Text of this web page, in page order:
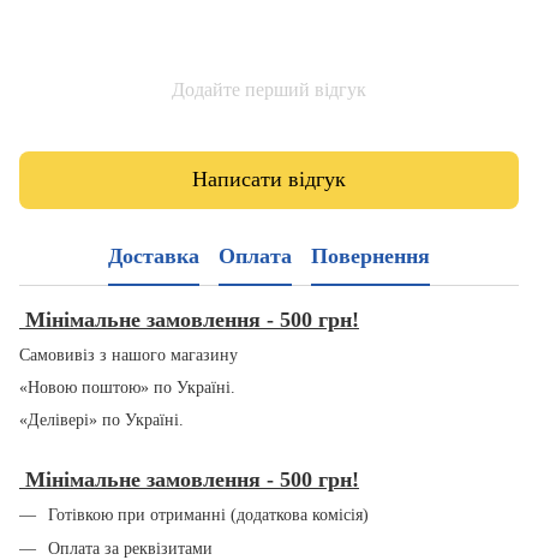
Додайте перший відгук
Написати відгук
Доставка Оплата Повернення
Мінімальне замовлення - 500 грн!
Самовивіз з нашого магазину
«Новою поштою» по Україні.
«Делівері» по Україні.
Мінімальне замовлення - 500 грн!
Готівкою при отриманні (додаткова комісія)
Оплата за реквізитами